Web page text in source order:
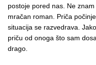
postoje pored nas. Ne
mračan roman. Priča
situacija se razvedrava.
priču od onoga što sam
drago.